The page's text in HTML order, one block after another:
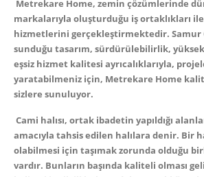
Metrekare Home, zemin çözümlerinde
markalarıyla oluşturduğu iş ortaklıkları
hizmetlerini gerçekleştirmektedir. Samur
sunduğu tasarım, sürdürülebilirlik,
eşsiz hizmet kalitesi ayrıcalıklarıyla,
yaratabilmeniz için, Metrekare Home
sizlere sunuluyor.
Cami halısı, ortak ibadetin yapıldığı
amacıyla tahsis edilen halılara denir. Bir
olabilmesi için taşımak zorunda olduğu
vardır. Bunların başında kaliteli olması